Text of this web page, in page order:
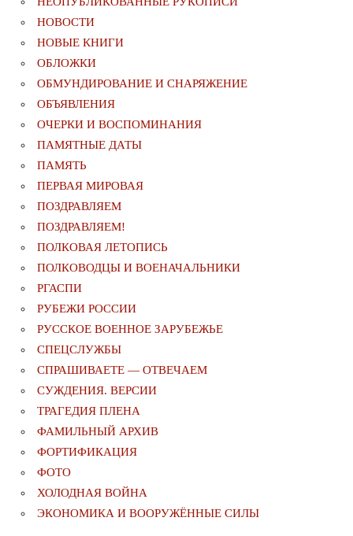
НОВОСТИ
НОВЫЕ КНИГИ
ОБЛОЖКИ
ОБМУНДИРОВАНИЕ И СНАРЯЖЕНИЕ
ОБЪЯВЛЕНИЯ
ОЧЕРКИ И ВОСПОМИНАНИЯ
ПАМЯТНЫЕ ДАТЫ
ПАМЯТЬ
ПЕРВАЯ МИРОВАЯ
ПОЗДРАВЛЯЕМ
ПОЗДРАВЛЯЕМ!
ПОЛКОВАЯ ЛЕТОПИСЬ
ПОЛКОВОДЦЫ И ВОЕНАЧАЛЬНИКИ
РГАСПИ
РУБЕЖИ РОССИИ
РУССКОЕ ВОЕННОЕ ЗАРУБЕЖЬЕ
СПЕЦСЛУЖБЫ
СПРАШИВАЕТЕ — ОТВЕЧАЕМ
СУЖДЕНИЯ. ВЕРСИИ
ТРАГЕДИЯ ПЛЕНА
ФАМИЛЬНЫЙ АРХИВ
ФОРТИФИКАЦИЯ
ФОТО
ХОЛОДНАЯ ВОЙНА
ЭКОНОМИКА И ВООРУЖЁННЫЕ СИЛЫ